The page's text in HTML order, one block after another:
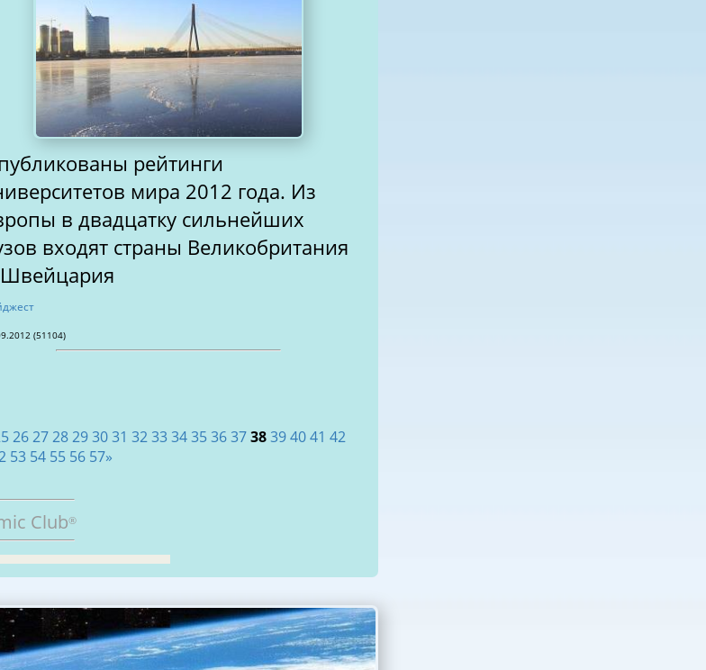
рейтинги
мира 2012 года. Из
в двадцатку сильнейших
входят страны Великобритания
12.09.2012 (51104)
262728293031 32333435363738394041 42
53 54 55 56 57»
Club®